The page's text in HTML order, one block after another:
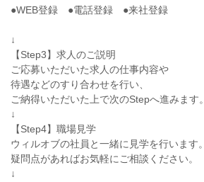
●WEB登録 ●電話登録 ●来社登録
↓
【Step3】求人のご説明
ご応募いただいた求人の仕事内容や
待遇などのすり合わせを行い、
ご納得いただいた上で次のStepへ進みます。
↓
【Step4】職場見学
ウィルオブの社員と一緒に見学を行います。
疑問点があればお気軽にご相談ください。
↓